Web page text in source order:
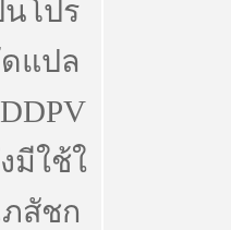
นโปร
แปล
มีใช้ใ
ภสัชก